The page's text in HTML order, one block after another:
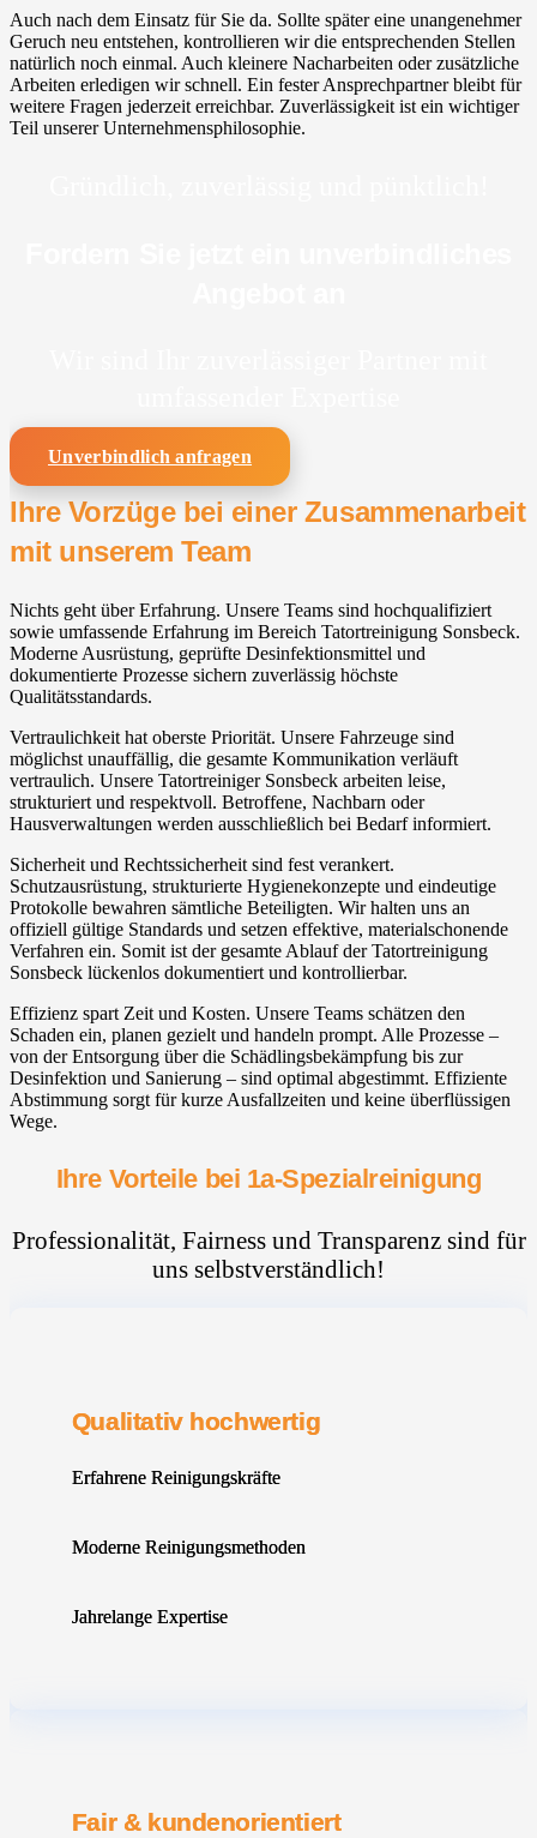
Auch nach dem Einsatz für Sie da. Sollte später eine unangenehmer
Geruch neu entstehen, kontrollieren wir die entsprechenden Stellen
natürlich noch einmal. Auch kleinere Nacharbeiten oder zusätzliche
Arbeiten erledigen wir schnell. Ein fester Ansprechpartner bleibt für
weitere Fragen jederzeit erreichbar. Zuverlässigkeit ist ein wichtiger
Teil unserer Unternehmensphilosophie.
Unverbindlich anfragen
Ihre Vorzüge bei einer Zusammenarbeit
mit unserem Team
Nichts geht über Erfahrung. Unsere Teams sind hochqualifiziert
sowie umfassende Erfahrung im Bereich Tatortreinigung Sonsbeck.
Moderne Ausrüstung, geprüfte Desinfektionsmittel und
dokumentierte Prozesse sichern zuverlässig höchste
Qualitätsstandards.
Vertraulichkeit hat oberste Priorität. Unsere Fahrzeuge sind
möglichst unauffällig, die gesamte Kommunikation verläuft
vertraulich. Unsere Tatortreiniger Sonsbeck arbeiten leise,
strukturiert und respektvoll. Betroffene, Nachbarn oder
Hausverwaltungen werden ausschließlich bei Bedarf informiert.
Sicherheit und Rechtssicherheit sind fest verankert.
Schutzausrüstung, strukturierte Hygienekonzepte und eindeutige
Protokolle bewahren sämtliche Beteiligten. Wir halten uns an
offiziell gültige Standards und setzen effektive, materialschonende
Verfahren ein. Somit ist der gesamte Ablauf der Tatortreinigung
Sonsbeck lückenlos dokumentiert und kontrollierbar.
Effizienz spart Zeit und Kosten. Unsere Teams schätzen den
Schaden ein, planen gezielt und handeln prompt. Alle Prozesse –
von der Entsorgung über die Schädlingsbekämpfung bis zur
Desinfektion und Sanierung – sind optimal abgestimmt. Effiziente
Abstimmung sorgt für kurze Ausfallzeiten und keine überflüssigen
Wege.
Ihre Vorteile bei 1a-Spezialreinigung
Professionalität, Fairness und Transparenz sind für
uns selbstverständlich!
Qualitativ hochwertig
Erfahrene Reinigungskräfte
Moderne Reinigungsmethoden
Jahrelange Expertise
Fair & kundenorientiert